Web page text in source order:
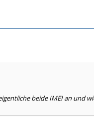
beide IMEI an und